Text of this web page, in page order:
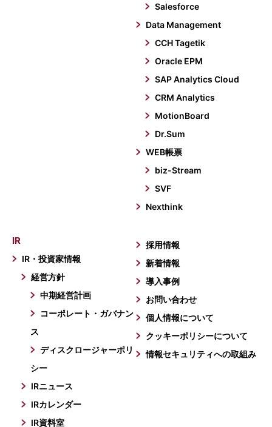
Salesforce
Data Management
CCH Tagetik
Oracle EPM
SAP Analytics Cloud
CRM Analytics
MotionBoard
Dr.Sum
WEB帳票
biz-Stream
SVF
Nexthink
IR
IR・投資家情報
経営方針
中期経営計画
コーポレート・ガバナン
ス
ディスクロージャーポリ
シー
IRニュース
IRカレンダー
IR資料室
採用情報
新着情報
導入事例
お問い合わせ
個人情報について
クッキーポリシーについて
情報セキュリティへの取組み